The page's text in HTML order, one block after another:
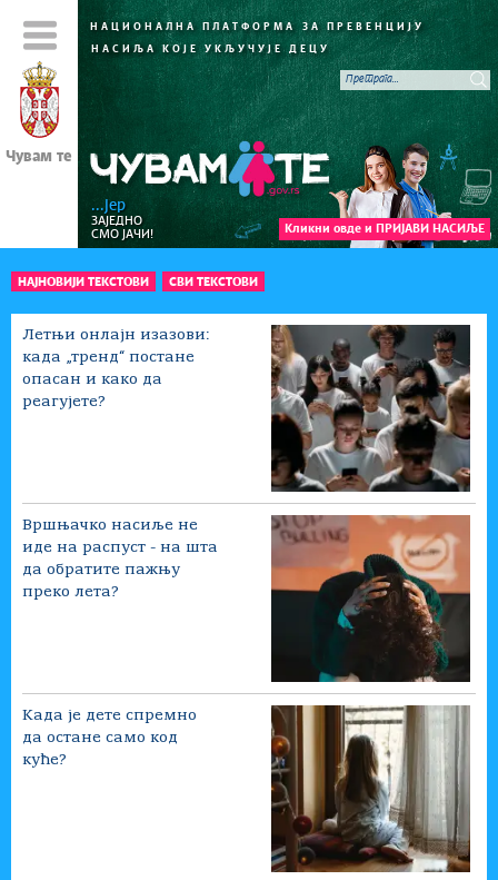
Чувам те
НАЦИОНАЛНА ПЛАТФОРМА ЗА ПРЕВЕНЦИЈУ
НАСИЉА КОЈЕ УКЉУЧУЈЕ ДЕЦУ
...јер
ЗАЈЕДНО
СМО ЈАЧИ!
Кликни овде и ПРИЈАВИ НАСИЉЕ
НАЈНОВИЈИ ТЕКСТОВИ СВИ ТЕКСТОВИ
Летњи онлајн изазови:
када „тренд“ постане
опасан и како да
реагујете?
Вршњачко насиље не
иде на распуст - на шта
да обратите пажњу
преко лета?
Када је дете спремно
да остане само код
куће?